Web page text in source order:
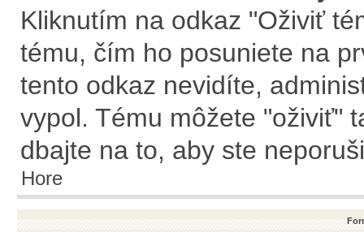
Kliknutím na odkaz "Oživiť
tému, čím ho posuniete na
tento odkaz nevidíte,
vypol. Tému môžete "oživiť"
dbajte na to, aby ste
Hore